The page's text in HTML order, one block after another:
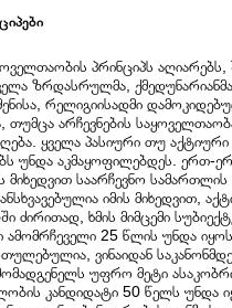
პრინციპს აღიარებს,
ზრდასრულმა, ქმედუნარიანმა
რელიგიისადმი
არჩევნების
ყველა პასიური თუ
უნდა აკმაყოფილებდეს. ერთ-
მიხედვით საარჩევნო
იმის მიხედვით,
ძირითად, ხმის მიმცემი
ამომრჩეველი 25 წლის უნდა
ვინაიდან
უფრო მეტი
კანდიდატი 50 წელს უნდა